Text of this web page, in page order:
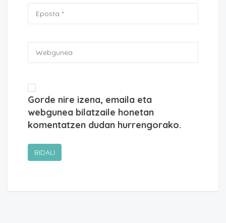
Gorde nire izena, emaila eta
webgunea bilatzaile honetan
komentatzen dudan hurrengorako.